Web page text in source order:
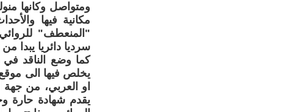
ومتواصل وكانها
"المنعطف" للروائي
سرديا دائريا يبدا
كما وضع الناقد في
يخلص فيها الى موقع
او العربي، من
يقدم شهادة حارة